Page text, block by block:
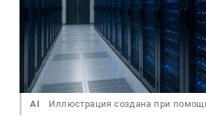
AI Иллюстрация создана при